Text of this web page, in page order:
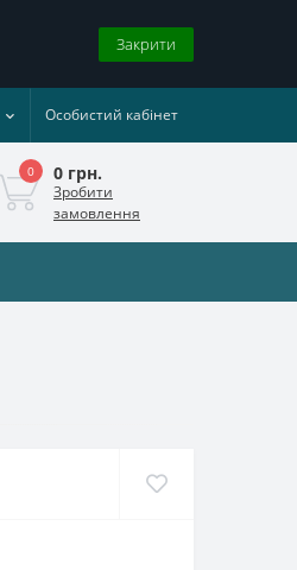
Закрити
Особистий кабінет
0 0 грн.
Зробити
замовлення